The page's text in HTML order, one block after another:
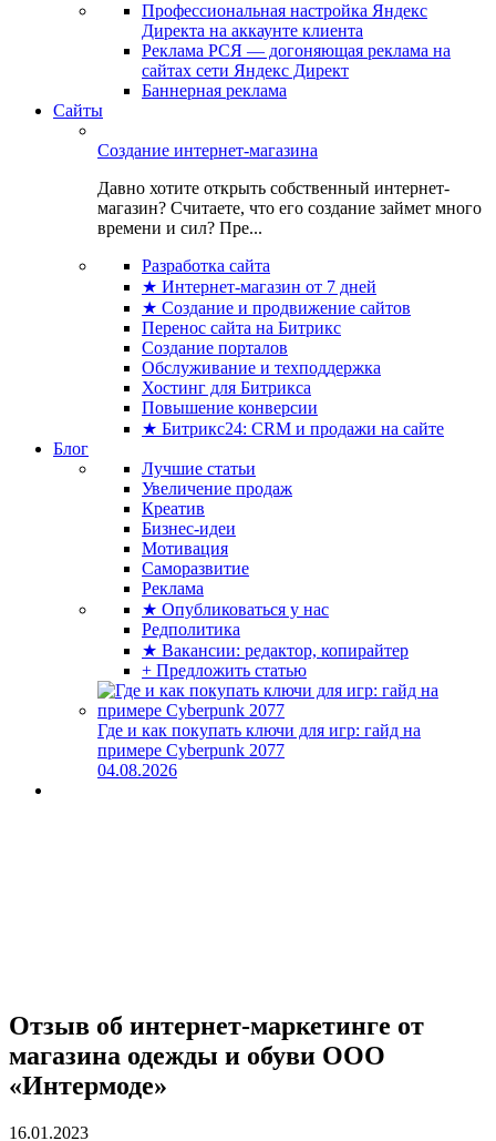
Профессиональная настройка Яндекс
Директа на аккаунте клиента
Реклама РСЯ — догоняющая реклама на
сайтах сети Яндекс Директ
Баннерная реклама
Сайты
Создание интернет-магазина
Давно хотите открыть собственный интернет-
магазин? Считаете, что его создание займет много
времени и сил? Пре...
Разработка сайта
★ Интернет-магазин от 7 дней
★ Создание и продвижение сайтов
Перенос сайта на Битрикс
Создание порталов
Обслуживание и техподдержка
Хостинг для Битрикса
Повышение конверсии
★ Битрикс24: CRM и продажи на сайте
Блог
Лучшие статьи
Увеличение продаж
Креатив
Бизнес-идеи
Мотивация
Саморазвитие
Реклама
★ Опубликоваться у нас
Редполитика
★ Вакансии: редактор, копирайтер
+ Предложить статью
Где и как покупать ключи для игр: гайд на
примере Cyberpunk 2077
04.08.2026
Отзыв об интернет-маркетинге от
магазина одежды и обуви ООО
«Интермоде»
16.01.2023